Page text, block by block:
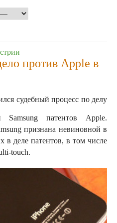
против Apple в
судебный процесс по делу
патентов Apple.
признана невиновной в
деле патентов, в том числе
touch.